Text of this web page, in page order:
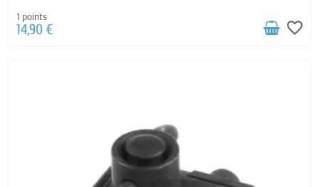
1 points
14,90 € favorite_border